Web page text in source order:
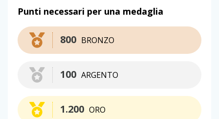
Punti necessari per una medaglia
BRONZO
800
ARGENTO
100
ORO
1.200